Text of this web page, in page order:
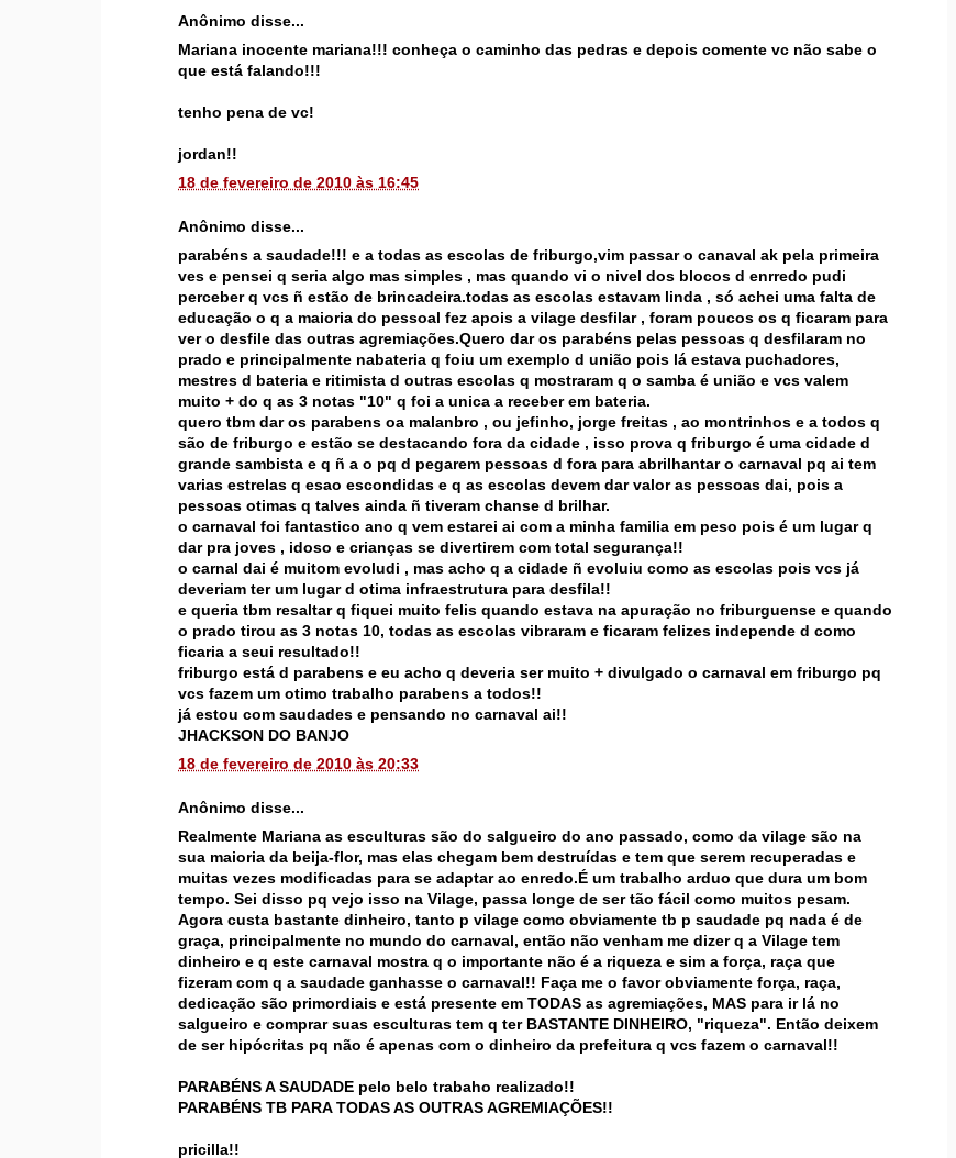
Anônimo disse...
Mariana inocente mariana!!! conheça o caminho das pedras e depois comente vc não sabe o
que está falando!!!
tenho pena de vc!
jordan!!
18 de fevereiro de 2010 às 16:45
Anônimo disse...
parabéns a saudade!!! e a todas as escolas de friburgo,vim passar o canaval ak pela primeira
ves e pensei q seria algo mas simples , mas quando vi o nivel dos blocos d enrredo pudi
perceber q vcs ñ estão de brincadeira.todas as escolas estavam linda , só achei uma falta de
educação o q a maioria do pessoal fez apois a vilage desfilar , foram poucos os q ficaram para
ver o desfile das outras agremiações.Quero dar os parabéns pelas pessoas q desfilaram no
prado e principalmente nabateria q foiu um exemplo d união pois lá estava puchadores,
mestres d bateria e ritimista d outras escolas q mostraram q o samba é união e vcs valem
muito + do q as 3 notas "10" q foi a unica a receber em bateria.
quero tbm dar os parabens oa malanbro , ou jefinho, jorge freitas , ao montrinhos e a todos q
são de friburgo e estão se destacando fora da cidade , isso prova q friburgo é uma cidade d
grande sambista e q ñ a o pq d pegarem pessoas d fora para abrilhantar o carnaval pq ai tem
varias estrelas q esao escondidas e q as escolas devem dar valor as pessoas dai, pois a
pessoas otimas q talves ainda ñ tiveram chanse d brilhar.
o carnaval foi fantastico ano q vem estarei ai com a minha familia em peso pois é um lugar q
dar pra joves , idoso e crianças se divertirem com total segurança!!
o carnal dai é muitom evoludi , mas acho q a cidade ñ evoluiu como as escolas pois vcs já
deveriam ter um lugar d otima infraestrutura para desfila!!
e queria tbm resaltar q fiquei muito felis quando estava na apuração no friburguense e quando
o prado tirou as 3 notas 10, todas as escolas vibraram e ficaram felizes independe d como
ficaria a seui resultado!!
friburgo está d parabens e eu acho q deveria ser muito + divulgado o carnaval em friburgo pq
vcs fazem um otimo trabalho parabens a todos!!
já estou com saudades e pensando no carnaval ai!!
JHACKSON DO BANJO
18 de fevereiro de 2010 às 20:33
Anônimo disse...
Realmente Mariana as esculturas são do salgueiro do ano passado, como da vilage são na
sua maioria da beija-flor, mas elas chegam bem destruídas e tem que serem recuperadas e
muitas vezes modificadas para se adaptar ao enredo.É um trabalho arduo que dura um bom
tempo. Sei disso pq vejo isso na Vilage, passa longe de ser tão fácil como muitos pesam.
Agora custa bastante dinheiro, tanto p vilage como obviamente tb p saudade pq nada é de
graça, principalmente no mundo do carnaval, então não venham me dizer q a Vilage tem
dinheiro e q este carnaval mostra q o importante não é a riqueza e sim a força, raça que
fizeram com q a saudade ganhasse o carnaval!! Faça me o favor obviamente força, raça,
dedicação são primordiais e está presente em TODAS as agremiações, MAS para ir lá no
salgueiro e comprar suas esculturas tem q ter BASTANTE DINHEIRO, "riqueza". Então deixem
de ser hipócritas pq não é apenas com o dinheiro da prefeitura q vcs fazem o carnaval!!
PARABÉNS A SAUDADE pelo belo trabaho realizado!!
PARABÉNS TB PARA TODAS AS OUTRAS AGREMIAÇÕES!!
pricilla!!